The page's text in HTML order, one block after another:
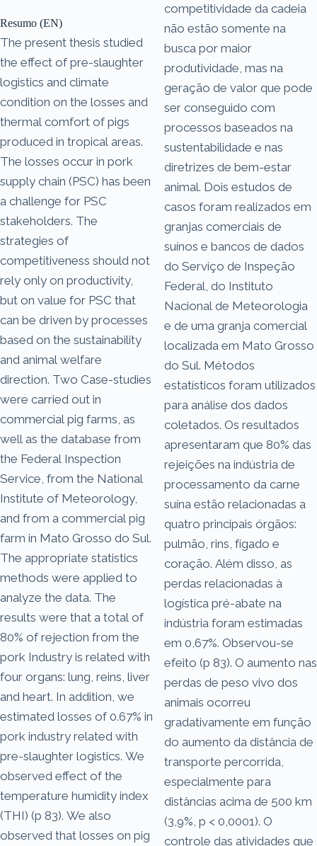
Resumo (EN)
The present thesis studied
the effect of pre-slaughter
logistics and climate
condition on the losses and
thermal comfort of pigs
produced in tropical areas.
The losses occur in pork
supply chain (PSC) has been
a challenge for PSC
stakeholders. The
strategies of
competitiveness should not
rely only on productivity,
but on value for PSC that
can be driven by processes
based on the sustainability
and animal welfare
direction. Two Case-studies
were carried out in
commercial pig farms, as
well as the database from
the Federal Inspection
Service, from the National
Institute of Meteorology,
and from a commercial pig
farm in Mato Grosso do Sul.
The appropriate statistics
methods were applied to
analyze the data. The
results were that a total of
80% of rejection from the
pork Industry is related with
four organs: lung, reins, liver
and heart. In addition, we
estimated losses of 0.67% in
pork industry related with
pre-slaughter logistics. We
observed effect of the
temperature humidity index
(THI) (p 83). We also
observed that losses on pig
competitividade da cadeia
não estão somente na
busca por maior
produtividade, mas na
geração de valor que pode
ser conseguido com
processos baseados na
sustentabilidade e nas
diretrizes de bem-estar
animal. Dois estudos de
casos foram realizados em
granjas comerciais de
suínos e bancos de dados
do Serviço de Inspeção
Federal, do Instituto
Nacional de Meteorologia
e de uma granja comercial
localizada em Mato Grosso
do Sul. Métodos
estatísticos foram utilizados
para análise dos dados
coletados. Os resultados
apresentaram que 80% das
rejeições na indústria de
processamento da carne
suína estão relacionadas a
quatro principais órgãos:
pulmão, rins, fígado e
coração. Além disso, as
perdas relacionadas à
logística pré-abate na
indústria foram estimadas
em 0,67%. Observou-se
efeito (p 83). O aumento nas
perdas de peso vivo dos
animais ocorreu
gradativamente em função
do aumento da distância de
transporte percorrida,
especialmente para
distâncias acima de 500 km
(3,9%, p < 0,0001). O
controle das atividades que